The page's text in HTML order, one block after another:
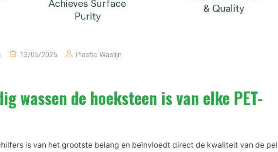
13/05/2025 Plastic Waslijn
wassen de hoeksteen is van elke PET-
is van het grootste belang en beïnvloedt direct de kwaliteit van de